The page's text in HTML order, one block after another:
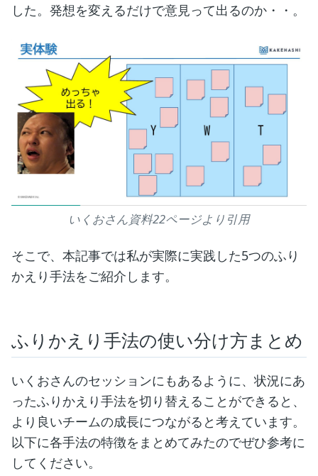
した。発想を変えるだけで意見って出るのか・・。
いくおさん資料22ページより引用
そこで、本記事では私が実際に実践した5つのふり
かえり手法をご紹介します。
ふりかえり手法の使い分け方まとめ
いくおさんのセッションにもあるように、状況にあ
ったふりかえり手法を切り替えることができると、
より良いチームの成長につながると考えています。
以下に各手法の特徴をまとめてみたのでぜひ参考に
してください。